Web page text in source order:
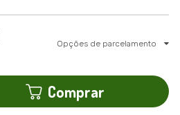
Opções de parcelamento
Comprar